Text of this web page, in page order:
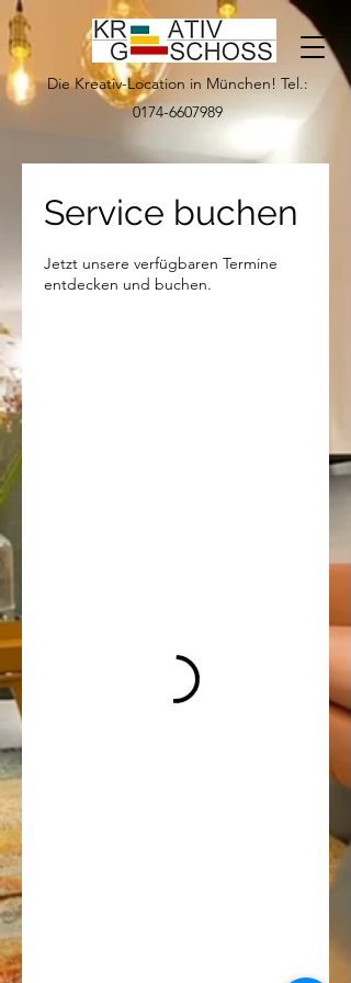
Die Kreativ-Location in München! Tel.:
0174-6607989
Service buchen
Jetzt unsere verfügbaren Termine
entdecken und buchen.